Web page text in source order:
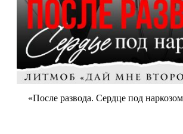
«После развода. Сердце под